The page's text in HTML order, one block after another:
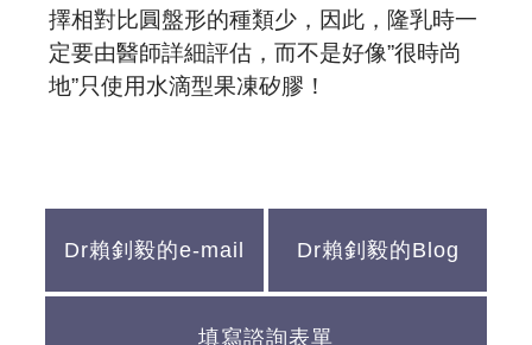
擇相對比圓盤形的種類少，因此，隆乳時一
定要由醫師詳細評估，而不是好像”很時尚
地”只使用水滴型果凍矽膠！
Dr賴釗毅的e-mail Dr賴釗毅的Blog
填寫諮詢表單